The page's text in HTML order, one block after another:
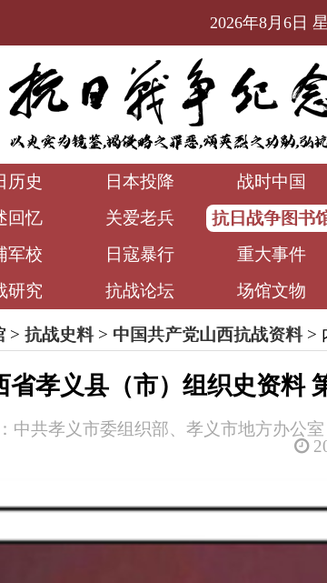
2026年8月6日
历史 日本投降 战时中国
回忆 关爱老兵 抗日战争图书
军校 日寇暴行 重大事件
研究 抗战论坛 场馆文物
> 抗战史料> 中国共产党山西抗战资料>
省孝义县（市）组织史资料
中共孝义市委组织部、孝义市地方办公室